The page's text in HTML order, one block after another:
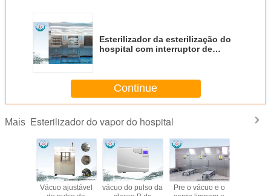
Esterilizador da esterilização do
hospital com interruptor de
Continue
Mais Esterilizador do vapor do hospital
Vácuo ajustável
vácuo do pulso da
Pre o vácuo e o